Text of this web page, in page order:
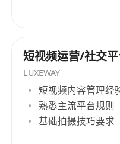
短视频运营/社交
LUXEWAY
短视频内容管理经
熟悉主流平台规则
基础拍摄技巧要求